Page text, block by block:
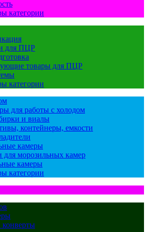
категории
для ПЦР
товары для ПЦР
категории
для работы с холодом
и виалы
контейнеры, емкости
камеры
для морозильных камер
камеры
категории